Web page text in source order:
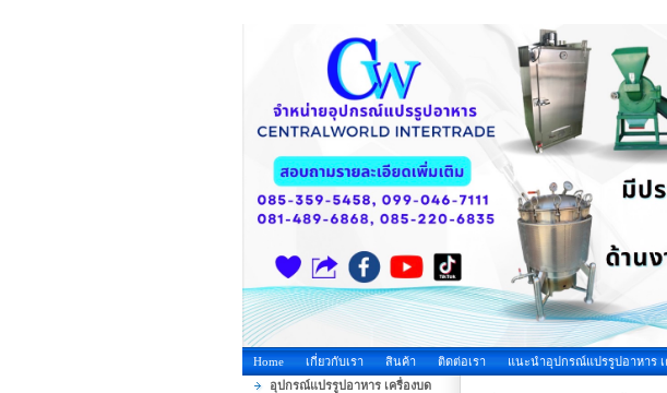
Home เกี่ยวกับเรา สินค้า ติดต่อเรา แนะนำอุปกรณ์แปรรูปอาหาร
อุปกรณ์แปรรูปอาหาร เครื่องบด